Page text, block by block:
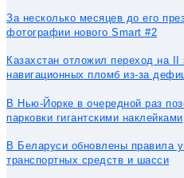
За несколько месяцев до его
фотографии нового Smart #2
Казахстан отложил переход на II
навигационных пломб из-за
В Нью-Йорке в очередной раз
парковки гигантскими наклейками
В Беларуси обновлены правила
транспортных средств и шасси